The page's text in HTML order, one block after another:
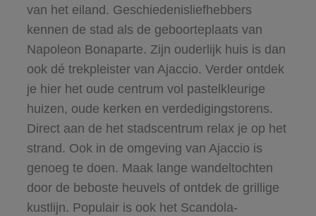
van het eiland. Geschiedenisliefhebbers
kennen de stad als de geboorteplaats van
Napoleon Bonaparte. Zijn ouderlijk huis is dan
ook dé trekpleister van Ajaccio. Verder ontdek
je hier het oude centrum vol pastelkleurige
huizen, oude kerken en verdedigingstorens.
Direct aan de het stadscentrum relax je op het
strand. Ook in de omgeving van Ajaccio is
genoeg te doen. Maak lange wandeltochten
door de beboste heuvels of ontdek de grillige
kustlijn. Populair is ook het Scandola-